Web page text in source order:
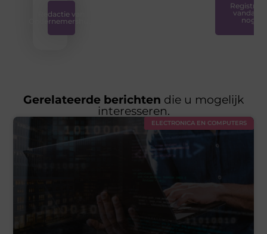
Redactie van
Ondernemershuis
Registreer
vandaag
nog
Gerelateerde berichten die u mogelijk
interesseren.
ELECTRONICA EN COMPUTERS